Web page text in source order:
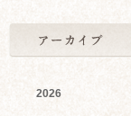
2026